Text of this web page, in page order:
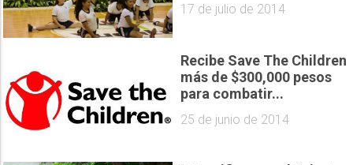
17 de julio de 2014
Recibe Save The Children
más de $300,000 pesos
para combatir...
25 de junio de 2014